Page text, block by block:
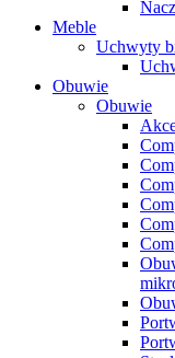
Meble
Uchwyty
Obuwie
Obuwie